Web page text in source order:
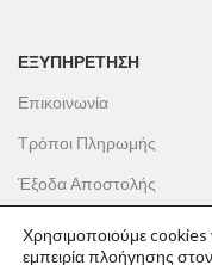
ΕΞΥΠΗΡΕΤΗΣΗ
Επικοινωνία
Τρόποι Πληρωμής
Έξοδα Αποστολής
Χρησιμοποιούμε cookies
εμπειρία πλοήγησης